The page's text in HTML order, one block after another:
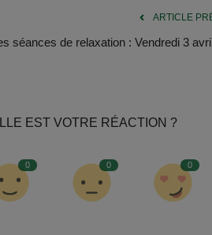
ARTICLE
séances de relaxation : Vendredi 3
EST VOTRE RÉACTION ?
0 0 0